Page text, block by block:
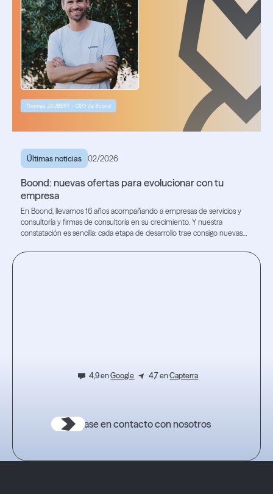
Últimas noticias 02/2026
Boond: nuevas ofertas para evolucionar con tu
empresa
En Boond, llevamos 16 años acompañando a empresas de servicios y
consultoría y firmas de consultoría en su crecimiento. Y nuestra
constatación es sencilla: cada etapa de desarrollo trae consigo nuevas
4,9 enGoogle 4,7 enCapterra
Póngase en contacto con nosotros